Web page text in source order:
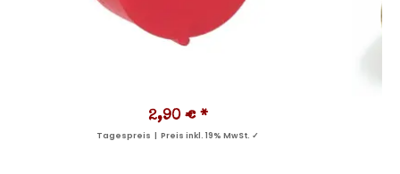
2,90 € *
Tagespreis | Preis inkl. 19% MwSt. ✓